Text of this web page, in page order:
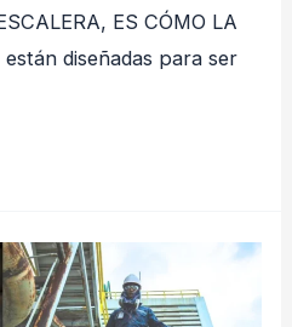
ES CÓMO LA
diseñadas para ser